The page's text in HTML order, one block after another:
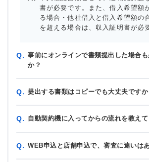
書が必要です。また、借入希望額
る場合・他社借入と借入希望額の
を超える場合は、収入証明書が必
Q. 事前にオンラインで書類提出した場合
か？
Q. 提出する書類はコピーでも大丈夫ですか
Q. 自動契約機に入ってからの流れを教え
Q. WEB申込と店舗申込で、審査に違いは